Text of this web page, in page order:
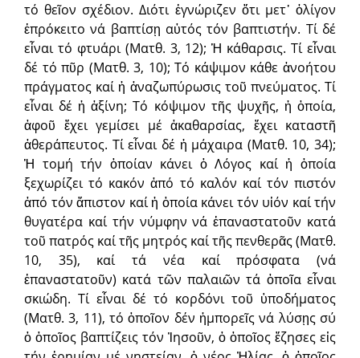
τό θεῖον σχέδιον. Διότι ἐγνώριζεν ὅτι μετ᾿ ὀλίγον
ἐπρόκειτο νά βαπτίσῃ αὐτός τόν βαπτιστήν. Τί δέ
εἶναι τό φτυάρι (Ματθ. 3, 12); Ἡ κάθαρσις. Τί εἶναι
δέ τό πῦρ (Ματθ. 3, 10); Τό κάψιμον κάθε ἀνοήτου
πράγματος καί ἡ ἀναζωπύρωσις τοῦ πνεύματος. Τί
εἶναι δέ ἡ ἀξίνη; Τό κόψιμον τῆς ψυχῆς, ἡ ὁποία,
ἀφοῦ ἔχει γεμίσει μέ ἀκαθαρσίας, ἔχει καταστῆ
ἀθεράπευτος. Τί εἶναι δέ ἡ μάχαιρα (Ματθ. 10, 34);
Ἡ τομή τήν ὁποίαν κάνει ὁ Λόγος καί ἡ ὁποία
ξεχωρίζει τό κακόν ἀπό τό καλόν καί τόν πιστόν
ἀπό τόν ἄπιστον καί ἡ ὁποία κάνει τόν υἱόν καί τήν
θυγατέρα καί τήν νύμφην νά ἐπαναστατοῦν κατά
τοῦ πατρός καί τῆς μητρός καί τῆς πενθερᾶς (Ματθ.
10, 35), καί τά νέα καί πρόσφατα (νά
ἐπαναστατοῦν) κατά τῶν παλαιῶν τά ὁποῖα εἶναι
σκιώδη. Τί εἶναι δέ τό κορδόνι τοῦ ὑποδήματος
(Ματθ. 3, 11), τό ὁποῖον δέν ἠμπορεῖς νά λύσῃς σύ
ὁ ὁποῖος βαπτίζεις τόν Ἰησοῦν, ὁ ὁποῖος ἔζησες εἰς